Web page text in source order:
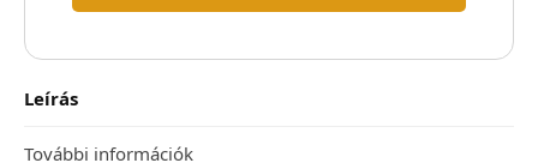
Leírás
További információk